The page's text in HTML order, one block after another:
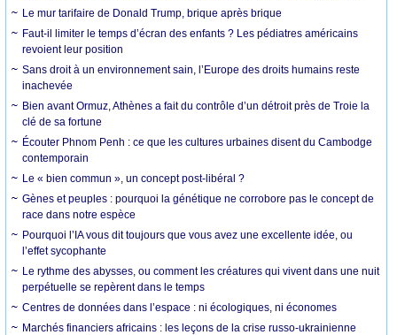
Le mur tarifaire de Donald Trump, brique après brique
Faut-il limiter le temps d’écran des enfants ? Les pédiatres américains
revoient leur position
Sans droit à un environnement sain, l’Europe des droits humains reste
inachevée
Bien avant Ormuz, Athènes a fait du contrôle d’un détroit près de Troie la
clé de sa fortune
Écouter Phnom Penh : ce que les cultures urbaines disent du Cambodge
contemporain
Le « bien commun », un concept post-libéral ?
Gènes et peuples : pourquoi la génétique ne corrobore pas le concept de
race dans notre espèce
Pourquoi l’IA vous dit toujours que vous avez une excellente idée, ou
l’effet sycophante
Le rythme des abysses, ou comment les créatures qui vivent dans une nuit
perpétuelle se repèrent dans le temps
Centres de données dans l’espace : ni écologiques, ni économes
Marchés financiers africains : les leçons de la crise russo-ukrainienne